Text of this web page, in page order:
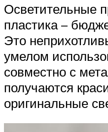
Осветительные
пластика –
Это
умелом
совместно с
получаются
оригинальные